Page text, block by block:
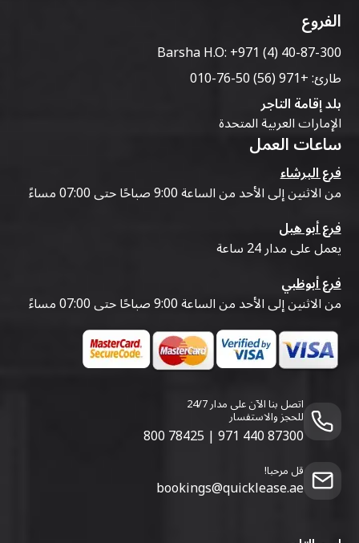
الفروع
Barsha H.O:+971 (4) 40-87-300
طارئ:+971 (56) 50-76-010
بلد إقامة التاجر
الإمارات العربية المتحدة
ساعات العمل
فرع البرشاء
من الاثنين إلى الأحد من الساعة 9:00 صباحًا حتى 07:00 مساءً
فرع أبو هيل
يعمل على مدار 24 ساعة
فرع أبوظبي
من الاثنين إلى الأحد من الساعة 9:00 صباحًا حتى 07:00 مساءً
اتصل بنا الآن على مدار 24/7
للحجز والاستفسار
800 78425 | 971 440 87300
قل مرحبا!
bookings@quicklease.ae